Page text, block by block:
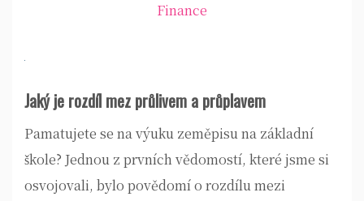
Finance
Jaký je rozdíl mez průlivem a průplavem
Pamatujete se na výuku zeměpisu na základní
škole? Jednou z prvních vědomostí, které jsme si
osvojovali, bylo povědomí o rozdílu mezi